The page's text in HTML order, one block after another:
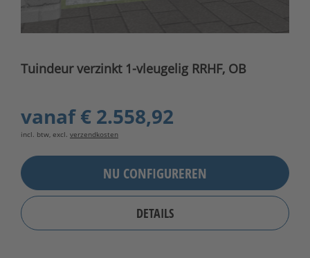
Tuindeur verzinkt 1-vleugelig RRHF, OB
vanaf€ 2.558,92
incl. btw, excl. verzendkosten
NU CONFIGUREREN
DETAILS